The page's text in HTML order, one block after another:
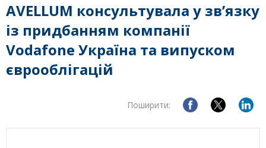
AVELLUM консультувала у зв’язку
із придбанням компанії
Vodafone Україна та випуском
єврооблігацій
Поширити: